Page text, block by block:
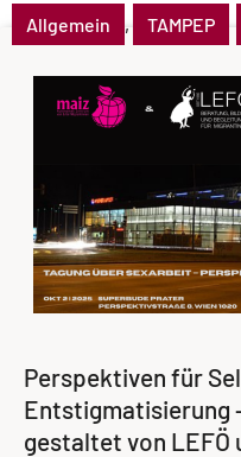
Allgemein , TAMPEP
Perspektiven für
Entstigmatisierung
gestaltet von LEFÖ